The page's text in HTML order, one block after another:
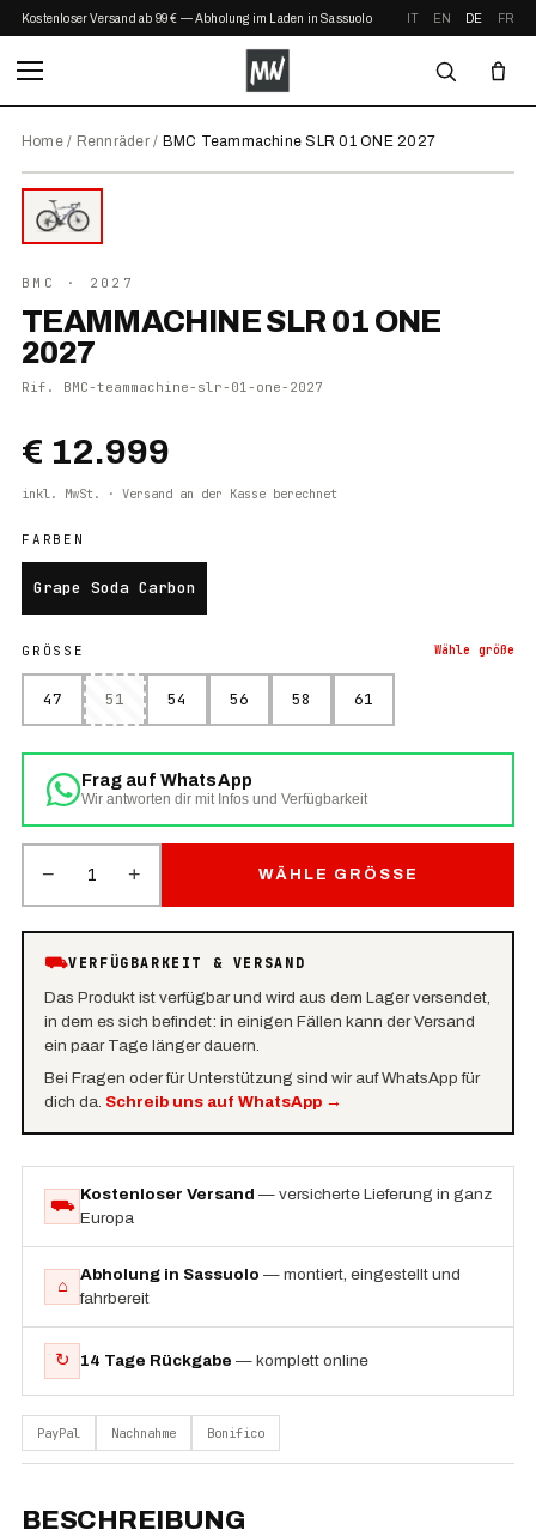
Kostenloser Versand ab 99 € — Abholung im Laden in Sassuolo IT EN DE FR
Home/ Rennräder/ BMC Teammachine SLR 01 ONE 2027
2027
⤢ ZOOM
BMC · 2027
TEAMMACHINE SLR 01 ONE
2027
Rif. BMC-teammachine-slr-01-one-2027
€ 12.999
inkl. MwSt. · Versand an der Kasse berechnet
FARBEN
Grape Soda Carbon
GRÖSSE Wähle größe
47 51 54 56 58 61
Frag auf WhatsApp
Wir antworten dir mit Infos und Verfügbarkeit
− 1 + WÄHLE GRÖSSE
⛟VERFÜGBARKEIT & VERSAND
Das Produkt ist verfügbar und wird aus dem Lager versendet,
in dem es sich befindet: in einigen Fällen kann der Versand
ein paar Tage länger dauern.
Bei Fragen oder für Unterstützung sind wir auf WhatsApp für
dich da. Schreib uns auf WhatsApp→
⛟
Kostenloser Versand — versicherte Lieferung in ganz
Europa
⌂
Abholung in Sassuolo — montiert, eingestellt und
fahrbereit
↻ 14 Tage Rückgabe — komplett online
PayPal Nachnahme Bonifico
BESCHREIBUNG